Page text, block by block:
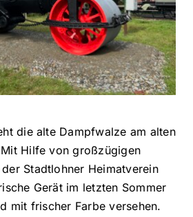
die alte Dampfwalze am alten
Hilfe von großzügigen
Stadtlohner Heimatverein
Gerät im letzten Sommer
mit frischer Farbe versehen.